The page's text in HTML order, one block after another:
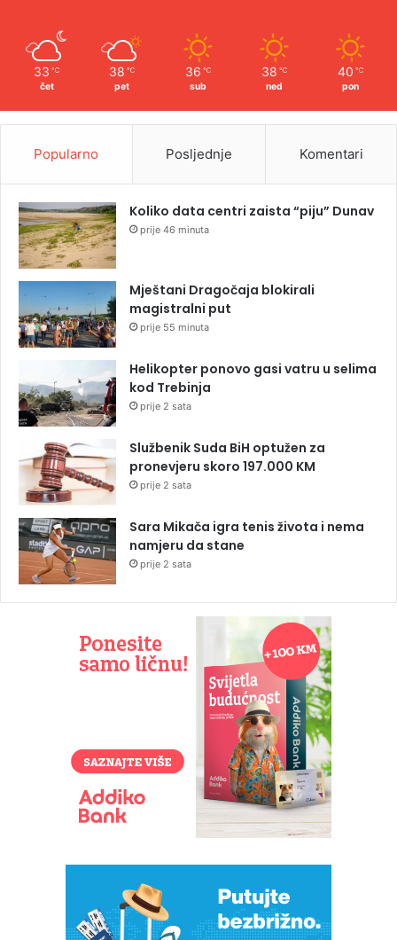
33 ℃
čet
38 ℃
pet
36 ℃
sub
38 ℃
ned
40 ℃
pon
Popularno Posljednje Komentari
Koliko data centri zaista “piju” Dunav
prije 46 minuta
Mještani Dragočaja blokirali
magistralni put
prije 55 minuta
Helikopter ponovo gasi vatru u selima
kod Trebinja
prije 2 sata
Službenik Suda BiH optužen za
pronevjeru skoro 197.000 KM
prije 2 sata
Sara Mikača igra tenis života i nema
namjeru da stane
prije 2 sata